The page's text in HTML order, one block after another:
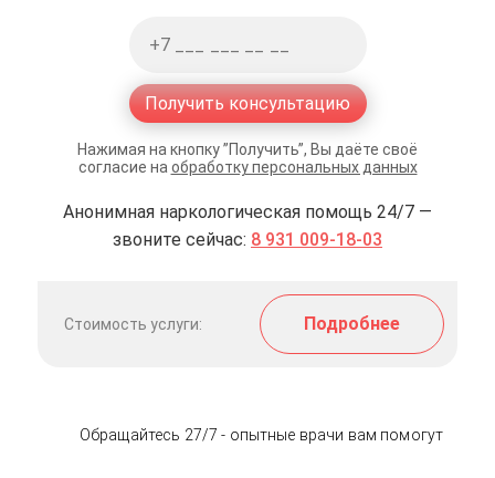
Получить консультацию
Нажимая на кнопку ”Получить”, Вы даёте своё
согласие на обработку персональных данных
Анонимная наркологическая помощь 24/7 —
звоните сейчас: 8 931 009-18-03
Стоимость услуги: Подробнее
Обращайтесь 27/7 - опытные врачи вам помогут